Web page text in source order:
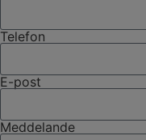
Telefon
E-post
Meddelande